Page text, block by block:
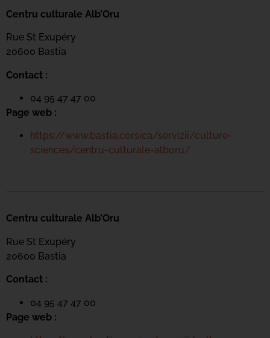
Centru culturale Alb’Oru
Rue St Exupéry
20600 Bastia
Contact :
04 95 47 47 00
Page web :
https://www.bastia.corsica/servizii/culture-
sciences/centru-culturale-alboru/
Centru culturale Alb’Oru
Rue St Exupéry
20600 Bastia
Contact :
04 95 47 47 00
Page web :